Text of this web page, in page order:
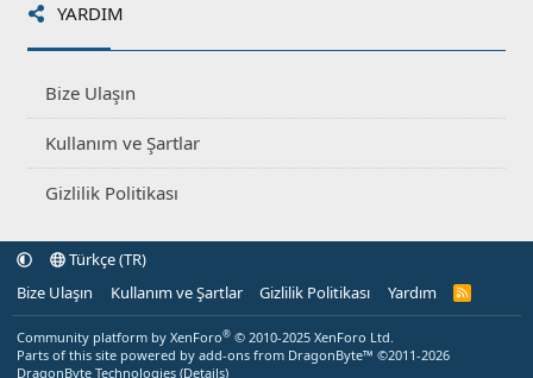
YARDIM
Bize Ulaşın
Kullanım ve Şartlar
Gizlilik Politikası
Türkçe (TR)
Bize Ulaşın
Kullanım ve Şartlar Gizlilik Politikası Yardım
R
Community platform by XenForo® © 2010-2025 XenForo Ltd.
Parts of this site powered by add-ons from DragonByte™ ©2011-2026
DragonByte Technologies (Details)